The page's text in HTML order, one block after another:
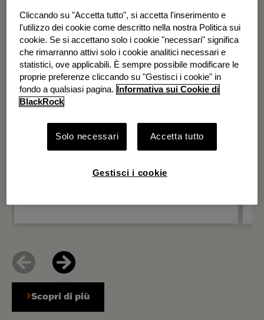
Scopri di più
Cliccando su "Accetta tutto", si accetta l'inserimento e
l'utilizzo dei cookie come descritto nella nostra Politica sui
cookie. Se si accettano solo i cookie "necessari" significa
che rimarranno attivi solo i cookie analitici necessari e
statistici, ove applicabili. È sempre possibile modificare le
proprie preferenze cliccando su "Gestisci i cookie" in
fondo a qualsiasi pagina.
Informativa sui Cookie di
BlackRock
Solo necessari Accetta tutto
Gestisci i cookie